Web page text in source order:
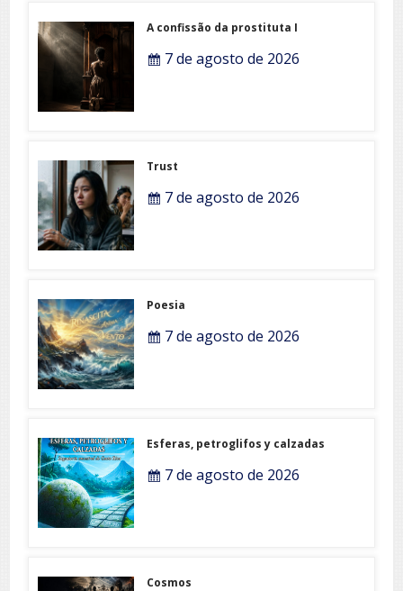
A confissão da prostituta I
7 de agosto de 2026
Trust
7 de agosto de 2026
Poesia
7 de agosto de 2026
Esferas, petroglifos y calzadas
7 de agosto de 2026
Cosmos